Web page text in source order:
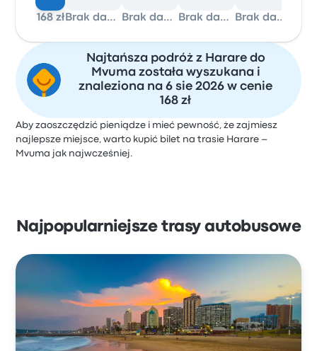
168 zł Brak danych Brak danych Brak danych Brak danych
Najtańsza podróż z Harare do
Mvuma została wyszukana i
znaleziona na 6 sie 2026 w cenie
168 zł
Aby zaoszczędzić pieniądze i mieć pewność, że zajmiesz
najlepsze miejsce, warto kupić bilet na trasie Harare –
Mvuma jak najwcześniej.
Najpopularniejsze trasy autobusowe